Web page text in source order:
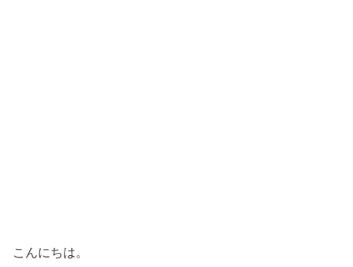
こんにちは。